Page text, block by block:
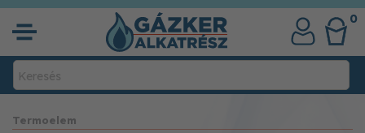
0
Termoelem